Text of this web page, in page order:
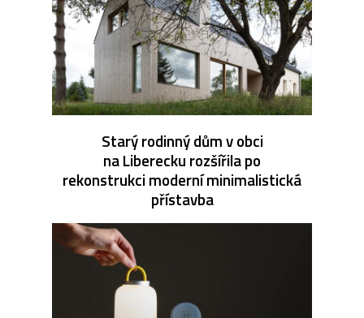
Starý rodinný dům v obci
na Liberecku rozšířila po
rekonstrukci moderní minimalistická
přístavba